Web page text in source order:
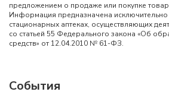
предложением о продаже или покупке
Информация предназначена исключительно
стационарных аптеках, осуществляющих
со статьей 55 Федерального закона «Об
средств» от 12.04.2010 № 61-ФЗ.
События